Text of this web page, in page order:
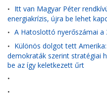
• Itt van Magyar Péter
energiakrízis, újra be lehet
• A Hatoslottó nyerőszámai
• Különös dolgot tett
demokraták szerint stratégiai
be az így keletkezett űrt
•
•